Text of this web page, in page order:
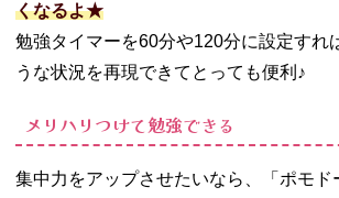
くなるよ★
勉強タイマーを60分や120分に設定すれ
うな状況を再現できてとっても便利♪
メリハリつけて勉強できる
集中力をアップさせたいなら、「ポモド